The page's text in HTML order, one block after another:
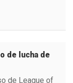
de lucha de
de League of